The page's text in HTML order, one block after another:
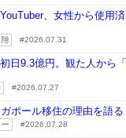
、女性から使用
2026.07.31
日9.3億円。観た人から
2026.07.27
ポール移住の理由を語る
ー 2026.07.28